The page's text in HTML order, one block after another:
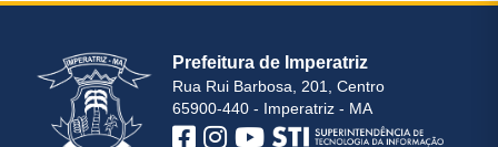
Prefeitura de Imperatriz
Rua Rui Barbosa, 201, Centro
65900-440 - Imperatriz - MA